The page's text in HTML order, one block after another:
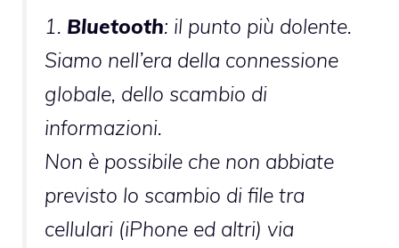
1. Bluetooth: il punto più dolente.
Siamo nell’era della connessione
globale, dello scambio di
informazioni.
Non è possibile che non abbiate
previsto lo scambio di file tra
cellulari (iPhone ed altri) via